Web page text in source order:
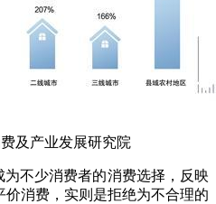
及产业发展研究院
不少消费者的消费选择，反映
消费，实则是拒绝为不合理的